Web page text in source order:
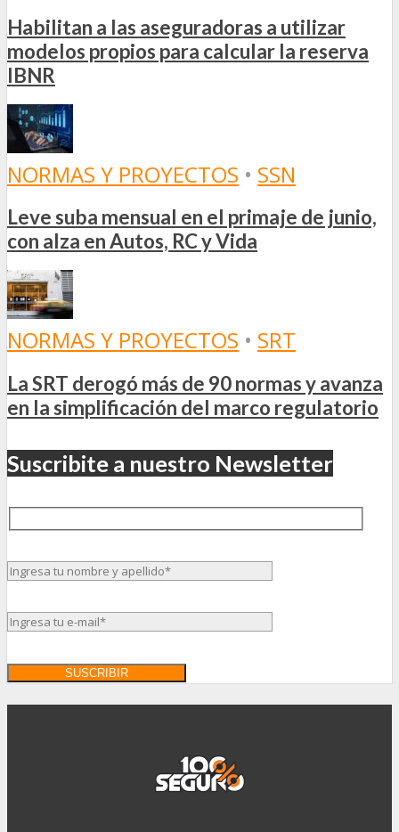
Habilitan a las aseguradoras a utilizar
modelos propios para calcular la reserva
IBNR
NORMAS Y PROYECTOS • SSN
Leve suba mensual en el primaje de junio,
con alza en Autos, RC y Vida
NORMAS Y PROYECTOS • SRT
La SRT derogó más de 90 normas y avanza
en la simplificación del marco regulatorio
Suscribite a nuestro Newsletter